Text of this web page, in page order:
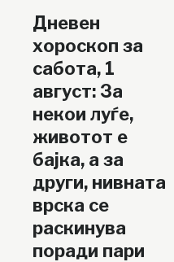
Дневен
хороскоп за
сабота, 1
август: За
некои луѓе,
животот е
бајка, а за
други, нивната
врска се
раскинува
поради пари